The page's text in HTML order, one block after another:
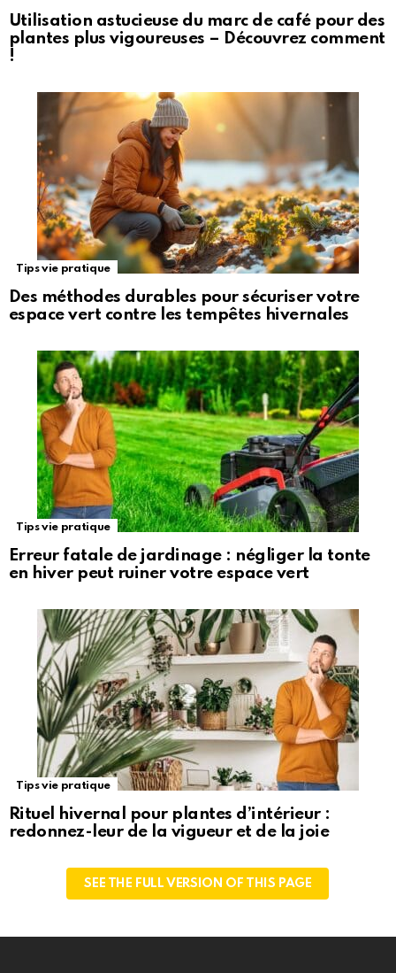
Utilisation astucieuse du marc de café pour des
plantes plus vigoureuses – Découvrez comment
!
Tips vie pratique
Des méthodes durables pour sécuriser votre
espace vert contre les tempêtes hivernales
Tips vie pratique
Erreur fatale de jardinage : négliger la tonte
en hiver peut ruiner votre espace vert
Tips vie pratique
Rituel hivernal pour plantes d’intérieur :
redonnez-leur de la vigueur et de la joie
SEE THE FULL VERSION OF THIS PAGE